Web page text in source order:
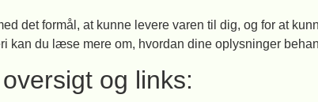
det formål, at kunne levere varen til dig, og for at
kan du læse mere om, hvordan dine oplysninger
og links: